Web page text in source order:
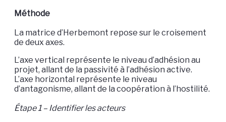
Méthode
La matrice d’Herbemont repose sur le croisement
de deux axes.
L’axe vertical représente le niveau d’adhésion au
projet, allant de la passivité à l’adhésion active.
L’axe horizontal représente le niveau
d’antagonisme, allant de la coopération à l’hostilité.
Étape 1 – Identifier les acteurs